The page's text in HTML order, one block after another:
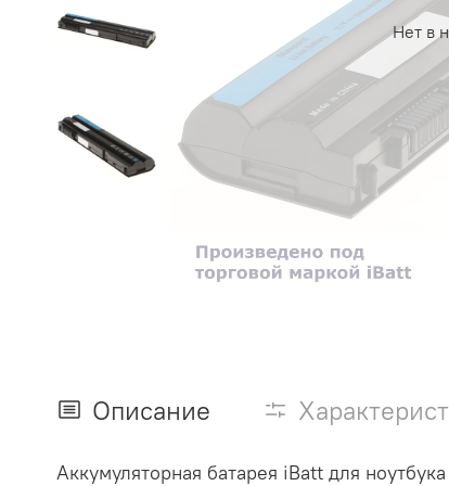
Нет в
Описание
Аккумуляторная батарея iBatt для